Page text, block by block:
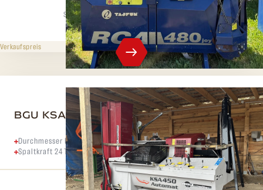
Spaltdruck
25 t
48 cm
559 000 CZKohne MwSt.
Verkaufspreis
BGU KSA 450 Automat
Durchmesser bis 45 cm
Spaltkraft 24 Tonnen